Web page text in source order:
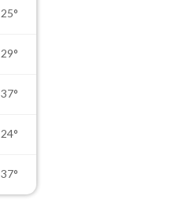
25°
29°
37°
24°
37°